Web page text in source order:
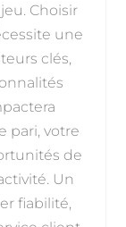
Choisir
une
clés,
pari, votre
de
Un
fiabilité,